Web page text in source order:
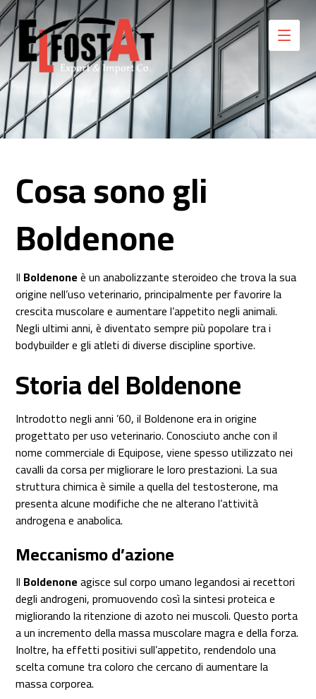
Cosa sono gli
Boldenone
Il Boldenoneè un anabolizzante steroideo che trova la sua
origine nell’uso veterinario, principalmente per favorire la
crescita muscolare e aumentare l’appetito negli animali.
Negli ultimi anni, è diventato sempre più popolare tra i
bodybuilder e gli atleti di diverse discipline sportive.
Storia del Boldenone
Introdotto negli anni ’60, il Boldenone era in origine
progettato per uso veterinario. Conosciuto anche con il
nome commerciale di Equipose, viene spesso utilizzato nei
cavalli da corsa per migliorare le loro prestazioni. La sua
struttura chimica è simile a quella del testosterone, ma
presenta alcune modifiche che ne alterano l’attività
androgena e anabolica.
Meccanismo d’azione
Il Boldenoneagisce sul corpo umano legandosi ai recettori
degli androgeni, promuovendo così la sintesi proteica e
migliorando la ritenzione di azoto nei muscoli. Questo porta
a un incremento della massa muscolare magra e della forza.
Inoltre, ha effetti positivi sull’appetito, rendendolo una
scelta comune tra coloro che cercano di aumentare la
massa corporea.